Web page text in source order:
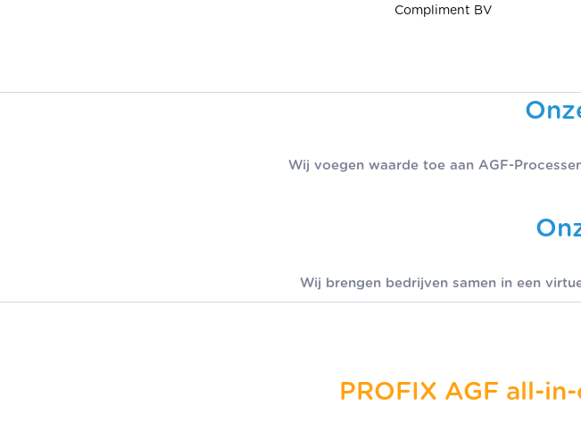
Compliment BV
Wij voegen waarde toe aan AGF-
Wij brengen bedrijven samen in een
PROFIX AGF all-